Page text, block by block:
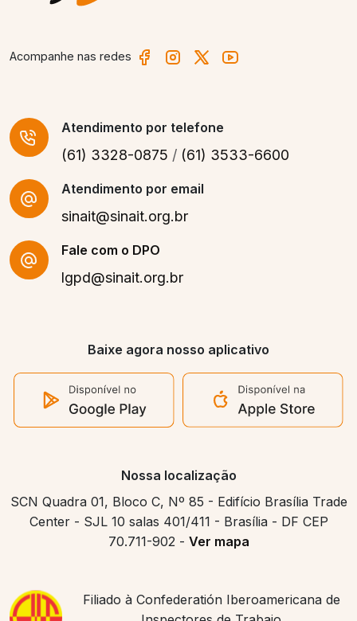
Acompanhe nas redes
Atendimento por telefone
(61) 3328-0875 / (61) 3533-6600
Atendimento por email
sinait@sinait.org.br
Fale com o DPO
lgpd@sinait.org.br
Baixe agora nosso aplicativo
Nossa localização
SCN Quadra 01, Bloco C, Nº 85 - Edifício Brasília Trade
Center - SJL 10 salas 401/411 - Brasília - DF CEP
70.711-902 - Ver mapa
Filiado à Confederatión Iberoamericana de